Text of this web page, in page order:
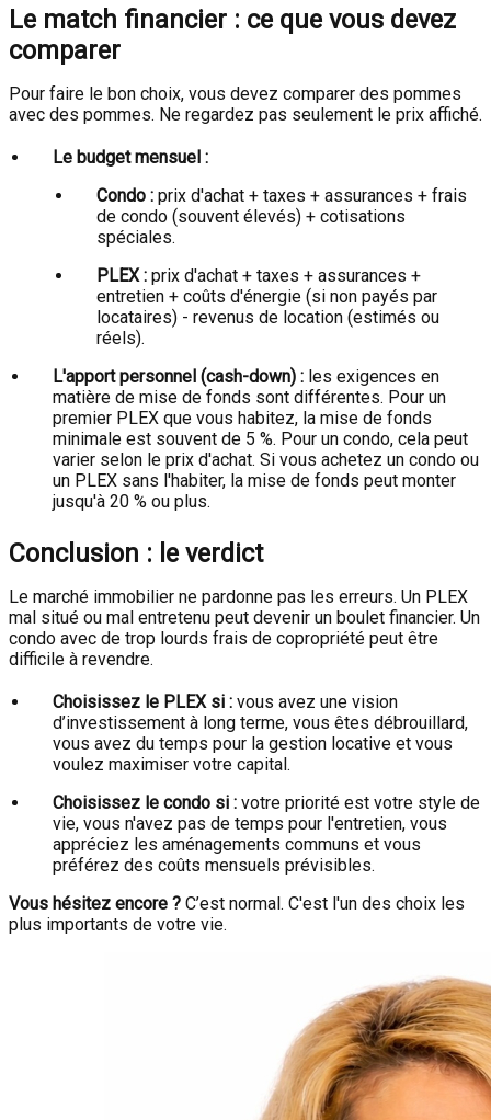
Le match financier : ce que vous devez
comparer
Pour faire le bon choix, vous devez comparer des pommes
avec des pommes. Ne regardez pas seulement le prix affiché.
Le budget mensuel :
Condo : prix d'achat + taxes + assurances + frais
de condo (souvent élevés) + cotisations
spéciales.
PLEX : prix d'achat + taxes + assurances +
entretien + coûts d'énergie (si non payés par
locataires) - revenus de location (estimés ou
réels).
L'apport personnel (cash-down) : les exigences en
matière de mise de fonds sont différentes. Pour un
premier PLEX que vous habitez, la mise de fonds
minimale est souvent de 5 %. Pour un condo, cela peut
varier selon le prix d'achat. Si vous achetez un condo ou
un PLEX sans l'habiter, la mise de fonds peut monter
jusqu'à 20 % ou plus.
Conclusion : le verdict
Le marché immobilier ne pardonne pas les erreurs. Un PLEX
mal situé ou mal entretenu peut devenir un boulet financier. Un
condo avec de trop lourds frais de copropriété peut être
difficile à revendre.
Choisissez le PLEX si : vous avez une vision
d’investissement à long terme, vous êtes débrouillard,
vous avez du temps pour la gestion locative et vous
voulez maximiser votre capital.
Choisissez le condo si : votre priorité est votre style de
vie, vous n'avez pas de temps pour l'entretien, vous
appréciez les aménagements communs et vous
préférez des coûts mensuels prévisibles.
Vous hésitez encore ? C’est normal. C'est l'un des choix les
plus importants de votre vie.